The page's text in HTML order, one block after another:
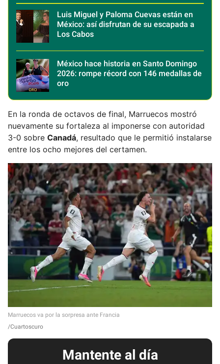
Luis Miguel y Paloma Cuevas están en
México: así disfrutan de su escapada a
Los Cabos
México hace historia en Santo Domingo
2026: rompe récord con 146 medallas de
oro
En la ronda de octavos de final, Marruecos mostró
nuevamente su fortaleza al imponerse con autoridad
3-0 sobre Canadá, resultado que le permitió instalarse
entre los ocho mejores del certamen.
Marruecos va por la sorpresa ante Francia
Cuartoscuro
Mantente al día